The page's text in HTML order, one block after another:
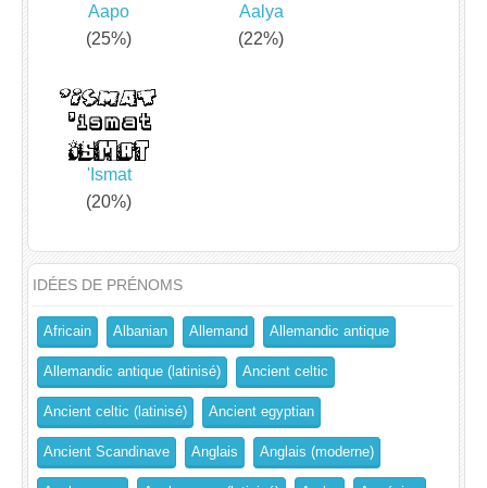
Aapo
(25%)
Aalya
(22%)
'Ismat
(20%)
IDÉES DE PRÉNOMS
Africain Albanian Allemand Allemandic antique
Allemandic antique (latinisé) Ancient celtic
Ancient celtic (latinisé) Ancient egyptian
Ancient Scandinave Anglais Anglais (moderne)